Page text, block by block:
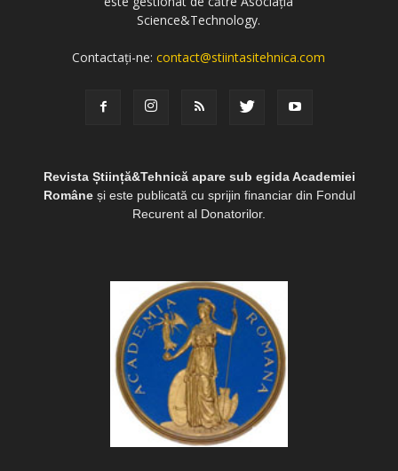
Science&Technology.
Contactați-ne:contact@stiintasitehnica.com
Revista Știință&Tehnică apare sub egida Academiei
Româneși este publicată cu sprijin financiar din Fondul
Recurent al Donatorilor.